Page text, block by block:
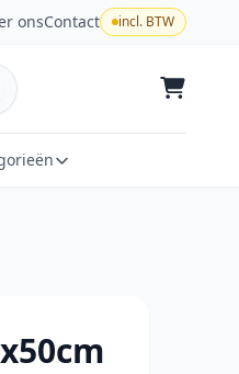
onsContact incl. BTW